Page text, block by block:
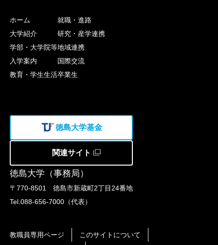
徳島大学（事務局）
〒770-8501 徳島市新蔵町2丁目24番地
Tel.088-656-7000（代表）
ホーム
大学紹介
学部・大学院等
入学案内
教育・学生生活
就職・進路
研究・産学連携
地域連携
国際交流
卒業生
徳島大学基金
関連サイト
教職員専用ページ
このサイトについて